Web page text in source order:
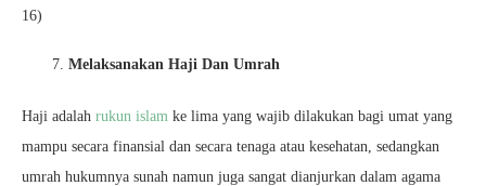
16)
Melaksanakan Haji Dan Umrah
Haji adalah rukun islam ke lima yang wajib dilakukan bagi umat yang
mampu secara finansial dan secara tenaga atau kesehatan, sedangkan
umrah hukumnya sunah namun juga sangat dianjurkan dalam agama